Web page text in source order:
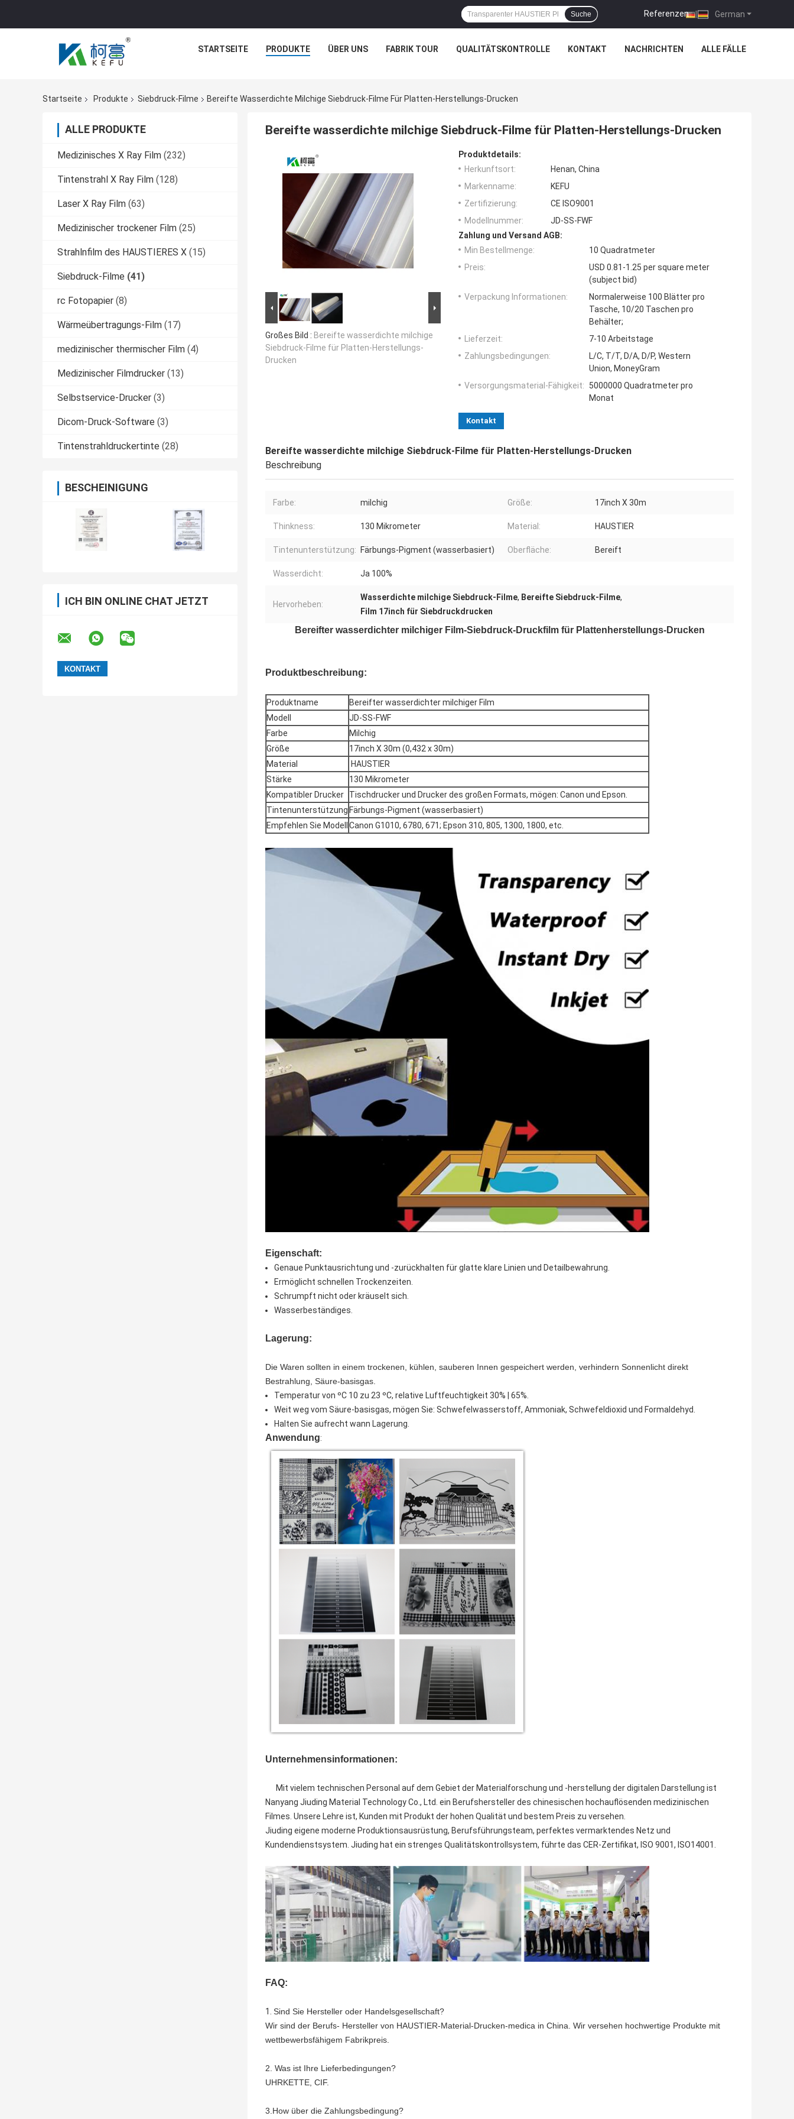
German
Referenzen |
Suche
STARTSEITE PRODUKTE ÜBER UNS FABRIK TOUR QUALITÄTSKONTROLLE KONTAKT NACHRICHTEN ALLE FÄLLE
Startseite Produkte Siebdruck-Filme Bereifte Wasserdichte Milchige Siebdruck-Filme Für Platten-Herstellungs-Drucken
ALLE PRODUKTE
Medizinisches X Ray Film (232)
Tintenstrahl X Ray Film (128)
Laser X Ray Film (63)
Medizinischer trockener Film (25)
Strahlnfilm des HAUSTIERES X (15)
Siebdruck-Filme (41)
rc Fotopapier (8)
Wärmeübertragungs-Film (17)
medizinischer thermischer Film (4)
Medizinischer Filmdrucker (13)
Selbstservice-Drucker (3)
Dicom-Druck-Software (3)
Tintenstrahldruckertinte (28)
BESCHEINIGUNG
ICH BIN ONLINE CHAT JETZT
Bereifte wasserdichte milchige Siebdruck-Filme für Platten-Herstellungs-Drucken
Großes Bild : Bereifte wasserdichte milchige
Siebdruck-Filme für Platten-Herstellungs-
Drucken
Produktdetails:
Herkunftsort:
Henan, China
Markenname:
KEFU
Zertifizierung:
CE ISO9001
Modellnummer:
JD-SS-FWF
Zahlung und Versand AGB:
Min Bestellmenge:
10 Quadratmeter
Preis:
USD 0.81-1.25 per square meter
(subject bid)
Verpackung Informationen:
Normalerweise 100 Blätter pro
Tasche, 10/20 Taschen pro
Behälter;
Lieferzeit:
7-10 Arbeitstage
Zahlungsbedingungen:
L/C, T/T, D/A, D/P, Western
Union, MoneyGram
Versorgungsmaterial-Fähigkeit:
5000000 Quadratmeter pro
Monat
Kontakt
Bereifte wasserdichte milchige Siebdruck-Filme für Platten-Herstellungs-Drucken
Beschreibung
Farbe: milchig Größe: 17inch X 30m
Thinkness: 130 Mikrometer Material: HAUSTIER
Tintenunterstützung: Färbungs-Pigment (wasserbasiert) Oberfläche: Bereift
Wasserdicht: Ja 100%
Hervorheben:
Wasserdichte milchige Siebdruck-Filme, Bereifte Siebdruck-Filme,
Film 17inch für Siebdruckdrucken
Bereifter wasserdichter milchiger Film-Siebdruck-Druckfilm für Plattenherstellungs-Drucken
Produktbeschreibung:
Produktname
Bereifter wasserdichter milchiger Film
Modell
JD-SS-FWF
Farbe
Milchig
Größe
17inch X 30m (0,432 x 30m)
Material
HAUSTIER
Stärke
130 Mikrometer
Kompatibler Drucker
Tischdrucker und Drucker des großen Formats, mögen: Canon und Epson.
Tintenunterstützung Färbungs-Pigment (wasserbasiert)
Empfehlen Sie Modell Canon G1010, 6780, 671; Epson 310, 805, 1300, 1800, etc.
Eigenschaft:
Genaue Punktausrichtung und -zurückhalten für glatte klare Linien und Detailbewahrung.
Ermöglicht schnellen Trockenzeiten.
Schrumpft nicht oder kräuselt sich.
Wasserbeständiges.
Lagerung:
Die Waren sollten in einem trockenen, kühlen, sauberen Innen gespeichert werden, verhindern Sonnenlicht direkt
Bestrahlung, Säure-basisgas.
Temperatur von ºC 10 zu 23 ºC, relative Luftfeuchtigkeit 30% | 65%.
Weit weg vom Säure-basisgas, mögen Sie: Schwefelwasserstoff, Ammoniak, Schwefeldioxid und Formaldehyd.
Halten Sie aufrecht wann Lagerung.
Anwendung:
Unternehmensinformationen:
Mit vielem technischen Personal auf dem Gebiet der Materialforschung und -herstellung der digitalen Darstellung ist
Nanyang Jiuding Material Technology Co., Ltd. ein Berufshersteller des chinesischen hochauflösenden medizinischen
Filmes. Unsere Lehre ist, Kunden mit Produkt der hohen Qualität und bestem Preis zu versehen.
Jiuding eigene moderne Produktionsausrüstung, Berufsführungsteam, perfektes vermarktendes Netz und
Kundendienstsystem. Jiuding hat ein strenges Qualitätskontrollsystem, führte das CER-Zertifikat, ISO 9001, ISO14001.
FAQ:
1. Sind Sie Hersteller oder Handelsgesellschaft?
Wir sind der Berufs- Hersteller von HAUSTIER-Material-Drucken-medica in China. Wir versehen hochwertige Produkte mit
wettbewerbsfähigem Fabrikpreis.
2. Was ist Ihre Lieferbedingungen?
UHRKETTE, CIF.
3.How über die Zahlungsbedingung?